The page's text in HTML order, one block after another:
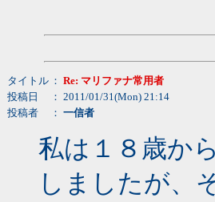
タイトル ： Re: マリファナ常用者
投稿日
： 2011/01/31(Mon) 21:14
投稿者
： 一信者
私は１８歳か
しましたが、